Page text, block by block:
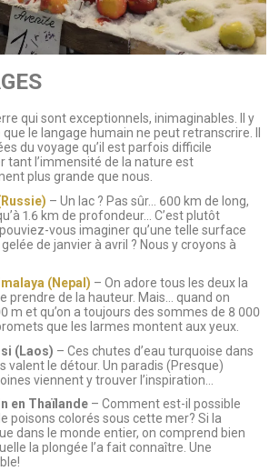
qui sont exceptionnels, inimaginables. Il y
le langage humain ne peut retranscrire. Il
du voyage qu’il est parfois difficile
tant l’immensité de la nature est
plus grande que nous.
– Un lac ? Pas sûr… 600 km de long,
1.6 km de profondeur… C’est plutôt
vous imaginer qu’une telle surface
de janvier à avril ? Nous y croyons à
(Nepal) – On adore tous les deux la
prendre de la hauteur. Mais… quand on
m et qu’on a toujours des sommes de 8 000
que les larmes montent aux yeux.
(Laos) – Ces chutes d’eau turquoise dans
valent le détour. Un paradis (Presque)
viennent y trouver l’inspiration…
en Thaïlande– Comment est-il possible
poisons colorés sous cette mer? Si la
dans le monde entier, on comprend bien
la plongée l’a fait connaître. Une